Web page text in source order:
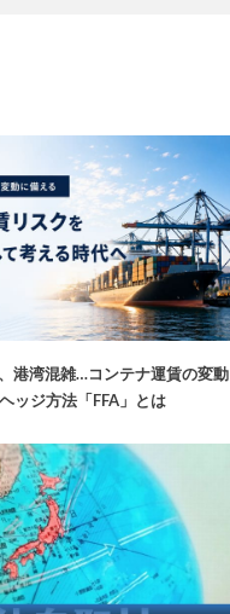
港湾混雑…コンテナ運賃の変動
ッジ方法「FFA」とは